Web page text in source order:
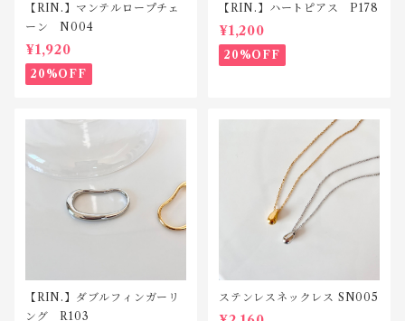
【RIN.】マンテルロープチェ
ーン N004
¥1,920
20%OFF
【RIN.】ハートピアス P178
¥1,200
20%OFF
【RIN.】ダブルフィンガーリ
ング R103
ステンレスネックレス SN005